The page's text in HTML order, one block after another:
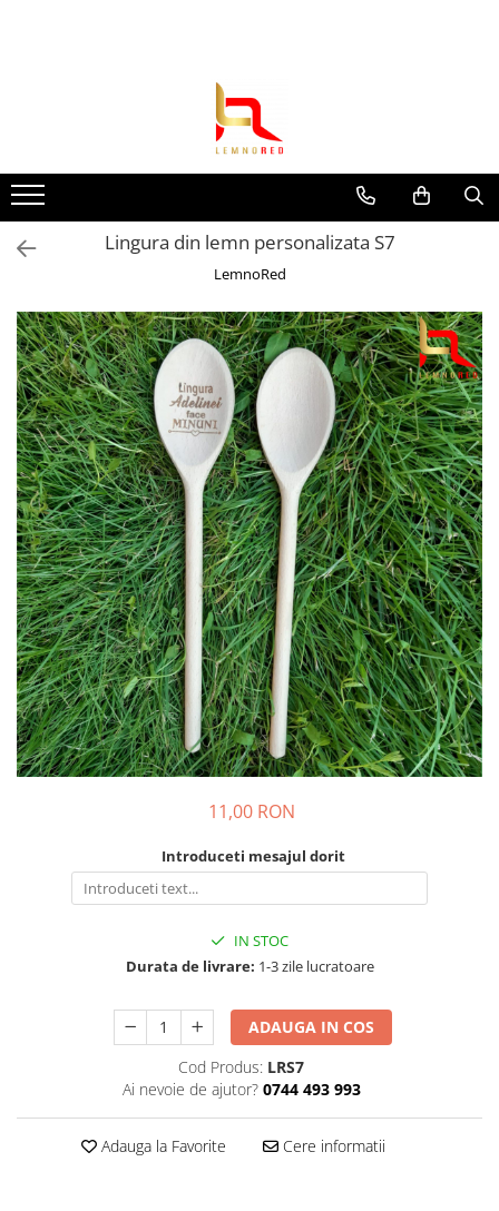
Toppere nunta
Toppere diverse
Toppere absolvire
Suite toppere tematice
Evantaie/frunze
Fluturasi (zeci de variante)
Figurine din
rasina/PVC/metal/polistiren
Toppere Craciun
Suporturi si platouri
Rame foto / Decoratiuni
Familie
Copii
Rame/trofee diverse meserii
Indragostiti
Cadouri pentru dascali
Religioase
Alte obiecte decorative
Aranjamente baloane
Lumanari pentru tort
Cutii verighete
Umerase miri
Lingura din lemn personalizata S7
LemnoRed
11,00 RON
Introduceti mesajul dorit
IN STOC
Durata de livrare: 1-3 zile lucratoare
ADAUGA IN COS
Cod Produs: LRS7
Ai nevoie de ajutor? 0744 493 993
Adauga la Favorite Cere informatii